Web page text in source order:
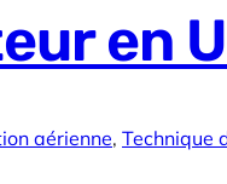
en
aérienne, Technique